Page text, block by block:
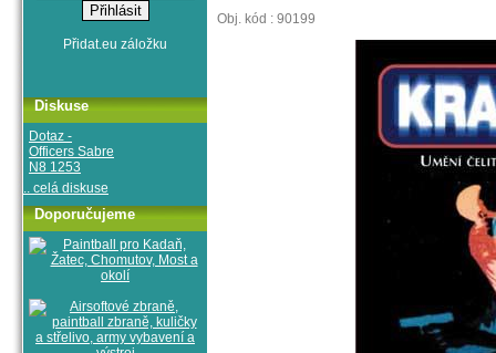
Obj. kód : 90199
Diskuse
Dotaz -
Officers Sabre
N8 1253
.. celá diskuse
Doporučujeme